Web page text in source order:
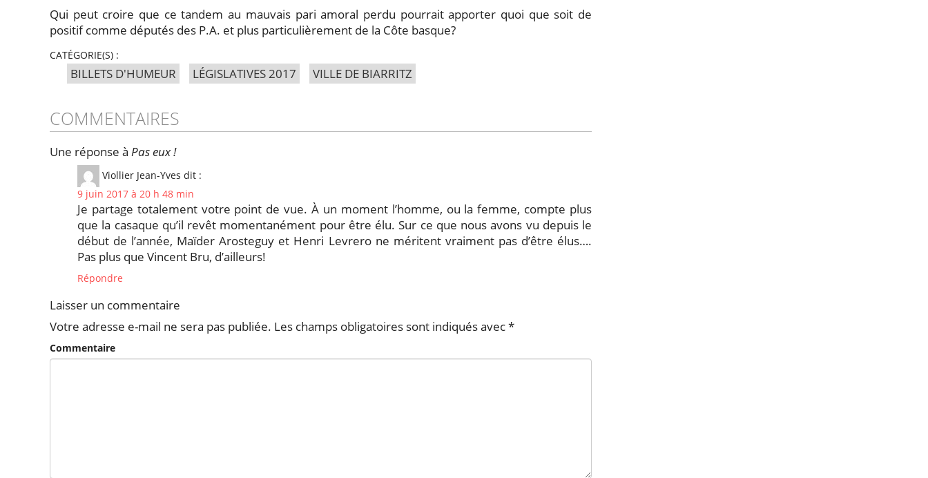
Qui peut croire que ce tandem au mauvais pari amoral perdu pourrait apporter quoi que soit de
positif comme députés des P.A. et plus particulièrement de la Côte basque?
CATÉGORIE(S) :
BILLETS D'HUMEUR LÉGISLATIVES 2017 VILLE DE BIARRITZ
COMMENTAIRES
Une réponse à Pas eux !
Viollier Jean-Yves dit :
9 juin 2017 à 20 h 48 min
Je partage totalement votre point de vue. À un moment l’homme, ou la femme, compte plus
que la casaque qu’il revêt momentanément pour être élu. Sur ce que nous avons vu depuis le
début de l’année, Maïder Arosteguy et Henri Levrero ne méritent vraiment pas d’être élus….
Pas plus que Vincent Bru, d’ailleurs!
Répondre
Laisser un commentaire
Votre adresse e-mail ne sera pas publiée. Les champs obligatoires sont indiqués avec*
Commentaire